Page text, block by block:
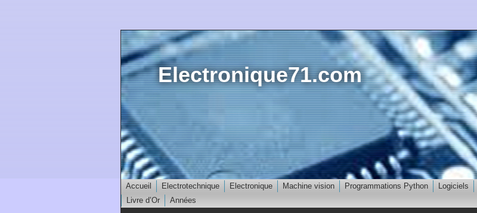
Electronique71.com
Accueil Electrotechnique Electronique Machine vision Programmations Python Logiciels
Livre d’Or
Années